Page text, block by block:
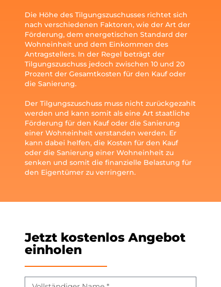
Die Höhe des Tilgungszuschusses richtet sich
nach verschiedenen Faktoren, wie der Art der
Förderung, dem energetischen Standard der
Wohneinheit und dem Einkommen des
Antragstellers. In der Regel beträgt der
Tilgungszuschuss jedoch zwischen 10 und 20
Prozent der Gesamtkosten für den Kauf oder
die Sanierung.
Der Tilgungszuschuss muss nicht zurückgezahlt
werden und kann somit als eine Art staatliche
Förderung für den Kauf oder die Sanierung
einer Wohneinheit verstanden werden. Er
kann dabei helfen, die Kosten für den Kauf
oder die Sanierung einer Wohneinheit zu
senken und somit die finanzielle Belastung für
den Eigentümer zu verringern.
Jetzt kostenlos Angebot
einholen